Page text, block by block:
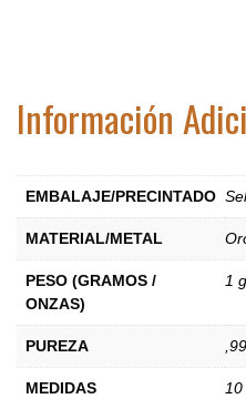
Información
EMBALAJE/PRECINTADO
MATERIAL/METAL
PESO (GRAMOS /
ONZAS)
1
PUREZA
MEDIDAS